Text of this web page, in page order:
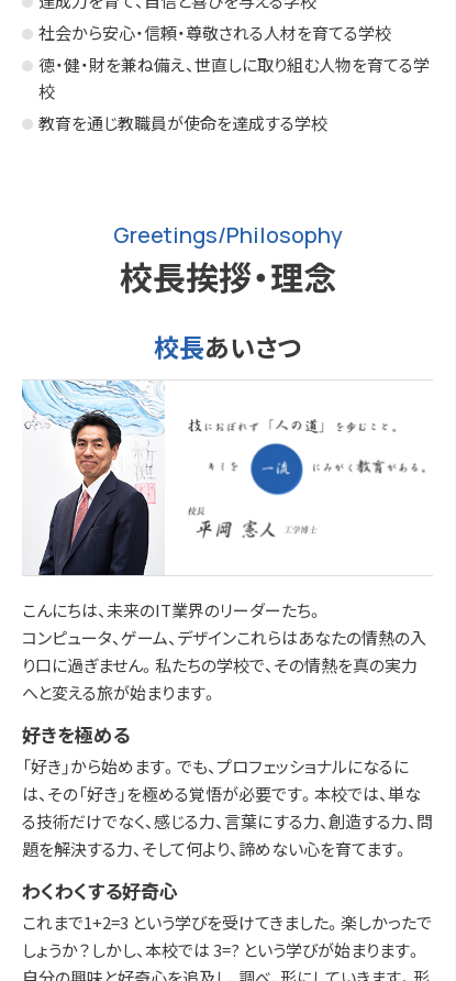
社会から安心・信頼・尊敬される人材を育てる学校
徳・健・財を兼ね備え、世直しに取り組む人物を育てる学
校
教育を通じ教職員が使命を達成する学校
Greetings/Philosophy
校長挨拶・理念
校長あいさつ
こんにちは、未来のIT業界のリーダーたち。
コンピュータ、ゲーム、デザインこれらはあなたの情熱の入
り口に過ぎません。私たちの学校で、その情熱を真の実力
へと変える旅が始まります。
好きを極める
「好き」から始めます。でも、プロフェッショナルになるに
は、その「好き」を極める覚悟が必要です。本校では、単な
る技術だけでなく、感じる力、言葉にする力、創造する力、問
題を解決する力、そして何より、諦めない心を育てます。
わくわくする好奇心
これまで1+2=3 という学びを受けてきました。楽しかったで
しょうか？しかし、本校では 3=? という学びが始まります。